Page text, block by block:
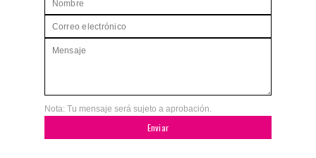
Nota: Tu mensaje será sujeto a aprobación.
Enviar